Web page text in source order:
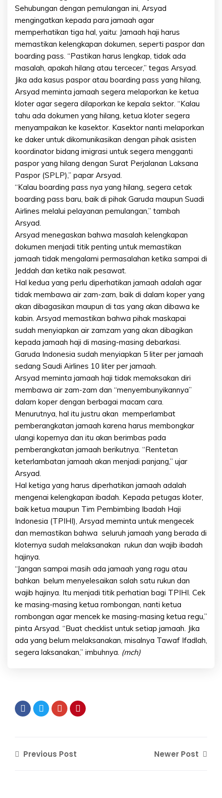
Sehubungan dengan pemulangan ini, Arsyad
mengingatkan kepada para jamaah agar
memperhatikan tiga hal, yaitu: Jamaah haji harus
memastikan kelengkapan dokumen, seperti paspor dan
boarding pass. “Pastikan harus lengkap, tidak ada
masalah, apakah hilang atau tercecer,” tegas Arsyad.
Jika ada kasus paspor atau boarding pass yang hilang,
Arsyad meminta jamaah segera melaporkan ke ketua
kloter agar segera dilaporkan ke kepala sektor. “Kalau
tahu ada dokumen yang hilang, ketua kloter segera
menyampaikan ke kasektor. Kasektor nanti melaporkan
ke daker untuk dikomunikasikan dengan pihak asisten
koordinator bidang imigrasi untuk segera mengganti
paspor yang hilang dengan Surat Perjalanan Laksana
Paspor (SPLP),” papar Arsyad.
“Kalau boarding pass nya yang hilang, segera cetak
boarding pass baru, baik di pihak Garuda maupun Suadi
Airlines melalui pelayanan pemulangan,” tambah
Arsyad.
Arsyad menegaskan bahwa masalah kelengkapan
dokumen menjadi titik penting untuk memastikan
jamaah tidak mengalami permasalahan ketika sampai di
Jeddah dan ketika naik pesawat.
Hal kedua yang perlu diperhatikan jamaah adalah agar
tidak membawa air zam-zam, baik di dalam koper yang
akan dibagasikan maupun di tas yang akan dibawa ke
kabin. Arsyad memastikan bahwa pihak maskapai
sudah menyiapkan air zamzam yang akan dibagikan
kepada jamaah haji di masing-masing debarkasi.
Garuda Indonesia sudah menyiapkan 5 liter per jamaah
sedang Saudi Airlines 10 liter per jamaah.
Arsyad meminta jamaah haji tidak memaksakan diri
membawa air zam-zam dan “menyembunyikannya”
dalam koper dengan berbagai macam cara.
Menurutnya, hal itu justru akan memperlambat
pemberangkatan jamaah karena harus membongkar
ulangi kopernya dan itu akan berimbas pada
pemberangkatan jamaah berikutnya. “Rentetan
keterlambatan jamaah akan menjadi panjang,” ujar
Arsyad.
Hal ketiga yang harus diperhatikan jamaah adalah
mengenai kelengkapan ibadah. Kepada petugas kloter,
baik ketua maupun Tim Pembimbing Ibadah Haji
Indonesia (TPIHI), Arsyad meminta untuk mengecek
dan memastikan bahwa seluruh jamaah yang berada di
kloternya sudah melaksanakan rukun dan wajib ibadah
hajinya.
“Jangan sampai masih ada jamaah yang ragu atau
bahkan belum menyelesaikan salah satu rukun dan
wajib hajinya. Itu menjadi titik perhatian bagi TPIHI. Cek
ke masing-masing ketua rombongan, nanti ketua
rombongan agar mencek ke masing-masing ketua regu,”
pinta Arsyad. “Buat checklist untuk setiap jamaah. Jika
ada yang belum melaksanakan, misalnya Tawaf Ifadlah,
segera laksanakan,” imbuhnya. (mch)
Previous Post Newer Post